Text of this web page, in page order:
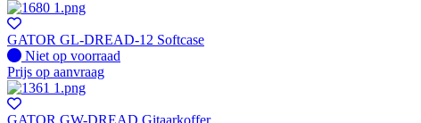
GATOR GL-DREAD-12 Softcase
Fysiek voorradig
Niet op voorraad
Prijs op aanvraag
GATOR GW-DREAD Gitaarkoffer